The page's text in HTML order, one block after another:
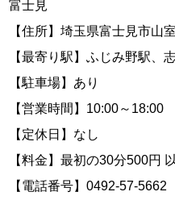
富士見
【住所】埼玉県富士見市山
【最寄り駅】ふじみ野駅、
【駐車場】あり
【営業時間】10:00～18:00
【定休日】なし
【料金】最初の30分500円
【電話番号】0492-57-5662